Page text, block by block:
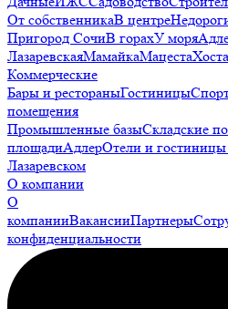
От собственникаВ центре
Пригород СочиВ горахУ моря
ЛазаревскаяМамайкаМацестаХоста
Коммерческие
Бары и рестораныГостиницы
помещения
Промышленные базыСкладские
площадиАдлерОтели и
Лазаревском
О компании
О
компанииВакансииПартнеры
конфиденциальности